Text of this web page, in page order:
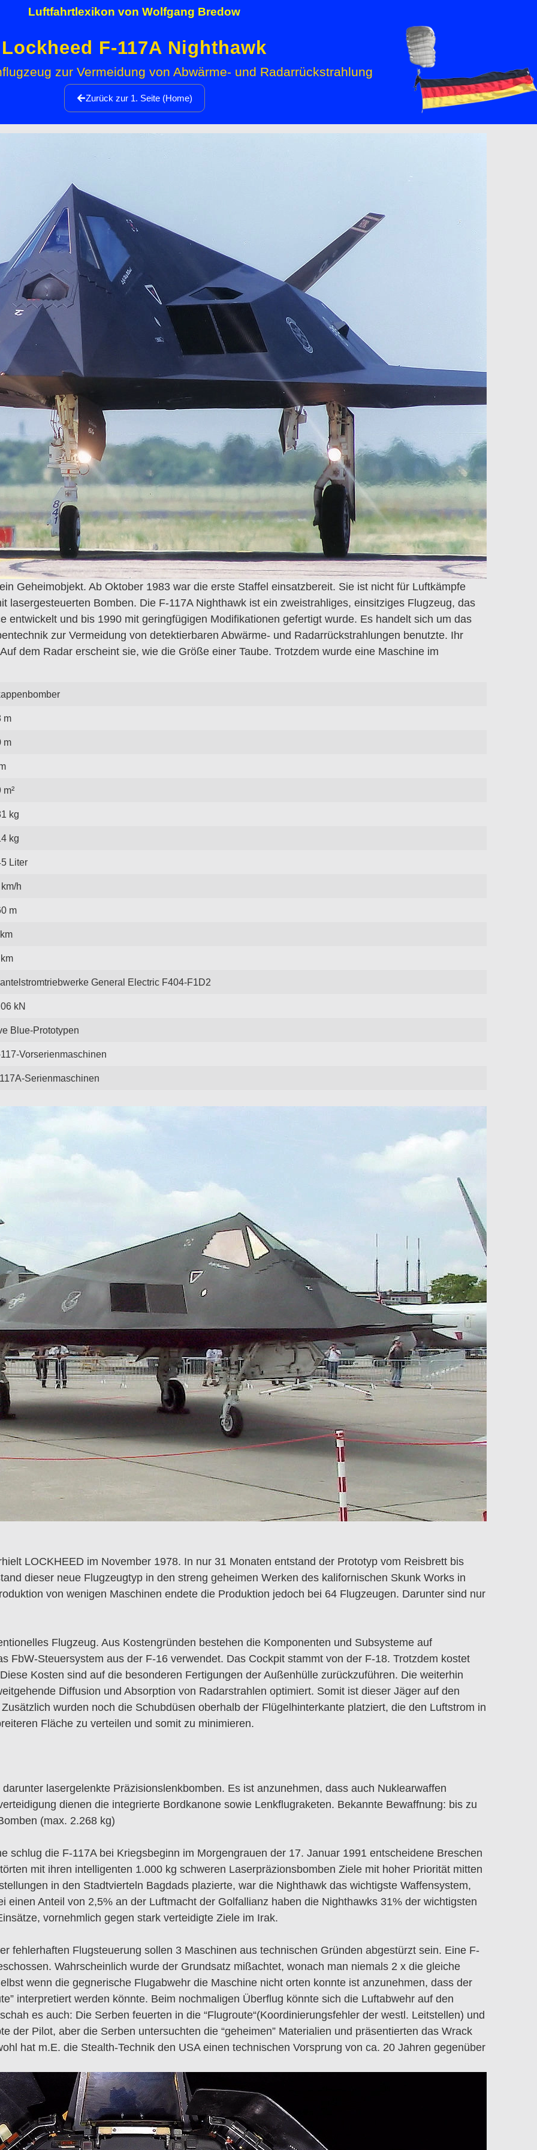
Luftfahrtlexikon von Wolfgang Bredow
Lockheed F-117A Nighthawk
zur Vermeidung von Abwärme- und Radarrückstrahlung
Zurück zur 1. Seite (Home)
Geheimobjekt. Ab Oktober 1983 war die erste Staffel einsatzbereit. Sie ist nicht für Luftkämpfe
lasergesteuerten Bomben. Die F-117A Nighthawk ist ein zweistrahliges, einsitziges Flugzeug, das
entwickelt und bis 1990 mit geringfügigen Modifikationen gefertigt wurde. Es handelt sich um das
zur Vermeidung von detektierbaren Abwärme- und Radarrückstrahlungen benutzte. Ihr
dem Radar erscheint sie, wie die Größe einer Taube. Trotzdem wurde eine Maschine im
m
m
m²
kg
kg
Liter
h
m
General Electric F404-F1D2
kN
Blue-Prototypen
Vorserienmaschinen
Serienmaschinen
LOCKHEED im November 1978. In nur 31 Monaten entstand der Prototyp vom Reisbrett bis
dieser neue Flugzeugtyp in den streng geheimen Werken des kalifornischen Skunk Works in
von wenigen Maschinen endete die Produktion jedoch bei 64 Flugzeugen. Darunter sind nur
Flugzeug. Aus Kostengründen bestehen die Komponenten und Subsysteme auf
FbW-Steuersystem aus der F-16 verwendet. Das Cockpit stammt von der F-18. Trotzdem kostet
Kosten sind auf die besonderen Fertigungen der Außenhülle zurückzuführen. Die weiterhin
Diffusion und Absorption von Radarstrahlen optimiert. Somit ist dieser Jäger auf den
wurden noch die Schubdüsen oberhalb der Flügelhinterkante platziert, die den Luftstrom in
Fläche zu verteilen und somit zu minimieren.
lasergelenkte Präzisionslenkbomben. Es ist anzunehmen, dass auch Nuklearwaffen
dienen die integrierte Bordkanone sowie Lenkflugraketen. Bekannte Bewaffnung: bis zu
(max. 2.268 kg)
schlug die F-117A bei Kriegsbeginn im Morgengrauen der 17. Januar 1991 entscheidene Breschen
mit ihren intelligenten 1.000 kg schweren Laserpräzionsbomben Ziele mit hoher Priorität mitten
in den Stadtvierteln Bagdads plazierte, war die Nighthawk das wichtigste Waffensystem,
Anteil von 2,5% an der Luftmacht der Golfallianz haben die Nighthawks 31% der wichtigsten
vornehmlich gegen stark verteidigte Ziele im Irak.
fehlerhaften Flugsteuerung sollen 3 Maschinen aus technischen Gründen abgestürzt sein. Eine F-
Wahrscheinlich wurde der Grundsatz mißachtet, wonach man niemals 2 x die gleiche
wenn die gegnerische Flugabwehr die Maschine nicht orten konnte ist anzunehmen, dass der
interpretiert werden könnte. Beim nochmaligen Überflug könnte sich die Luftabwehr auf den
es auch: Die Serben feuerten in die “Flugroute“(Koordinierungsfehler der westl. Leitstellen) und
der Pilot, aber die Serben untersuchten die “geheimen” Materialien und präsentierten das Wrack
hat m.E. die Stealth-Technik den USA einen technischen Vorsprung von ca. 20 Jahren gegenüber